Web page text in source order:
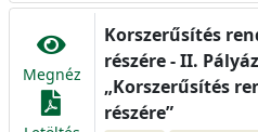
Megnéz
Korszerűsítés
részére - II.
„Korszerűsítés
részére”